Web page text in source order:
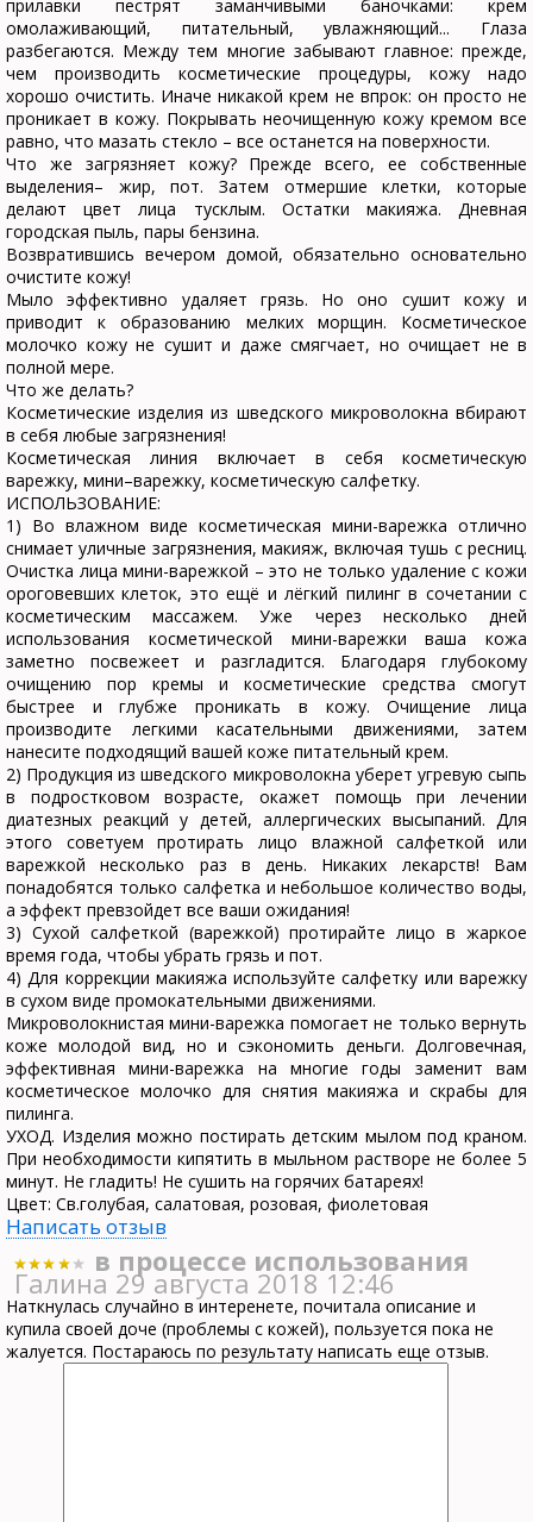
прилавки пестрят заманчивыми баночками: крем
омолаживающий, питательный, увлажняющий... Глаза
разбегаются. Между тем многие забывают главное: прежде,
чем производить косметические процедуры, кожу надо
хорошо очистить. Иначе никакой крем не впрок: он просто не
проникает в кожу. Покрывать неочищенную кожу кремом все
равно, что мазать стекло – все останется на поверхности.
Что же загрязняет кожу? Прежде всего, ее собственные
выделения– жир, пот. Затем отмершие клетки, которые
делают цвет лица тусклым. Остатки макияжа. Дневная
городская пыль, пары бензина.
Возвратившись вечером домой, обязательно основательно
очистите кожу!
Мыло эффективно удаляет грязь. Но оно сушит кожу и
приводит к образованию мелких морщин. Косметическое
молочко кожу не сушит и даже смягчает, но очищает не в
полной мере.
Что же делать?
Косметические изделия из шведского микроволокна вбирают
в себя любые загрязнения!
Косметическая линия включает в себя косметическую
варежку, мини–варежку, косметическую салфетку.
ИСПОЛЬЗОВАНИЕ:
1) Во влажном виде косметическая мини-варежка отлично
снимает уличные загрязнения, макияж, включая тушь с ресниц.
Очистка лица мини-варежкой – это не только удаление с кожи
ороговевших клеток, это ещё и лёгкий пилинг в сочетании с
косметическим массажем. Уже через несколько дней
использования косметической мини-варежки ваша кожа
заметно посвежеет и разгладится. Благодаря глубокому
очищению пор кремы и косметические средства смогут
быстрее и глубже проникать в кожу. Очищение лица
производите легкими касательными движениями, затем
нанесите подходящий вашей коже питательный крем.
2) Продукция из шведского микроволокна уберет угревую сыпь
в подростковом возрасте, окажет помощь при лечении
диатезных реакций у детей, аллергических высыпаний. Для
этого советуем протирать лицо влажной салфеткой или
варежкой несколько раз в день. Никаких лекарств! Вам
понадобятся только салфетка и небольшое количество воды,
а эффект превзойдет все ваши ожидания!
3) Сухой салфеткой (варежкой) протирайте лицо в жаркое
время года, чтобы убрать грязь и пот.
4) Для коррекции макияжа используйте салфетку или варежку
в сухом виде промокательными движениями.
Микроволокнистая мини-варежка помогает не только вернуть
коже молодой вид, но и сэкономить деньги. Долговечная,
эффективная мини-варежка на многие годы заменит вам
косметическое молочко для снятия макияжа и скрабы для
пилинга.
УХОД. Изделия можно постирать детским мылом под краном.
При необходимости кипятить в мыльном растворе не более 5
минут. Не гладить! Не сушить на горячих батареях!
Цвет: Св.голубая, салатовая, розовая, фиолетовая
Написать отзыв
в процессе использования
Галина 29 августа 2018 12:46
Наткнулась случайно в интеренете, почитала описание и
купила своей доче (проблемы с кожей), пользуется пока не
жалуется. Постараюсь по результату написать еще отзыв.